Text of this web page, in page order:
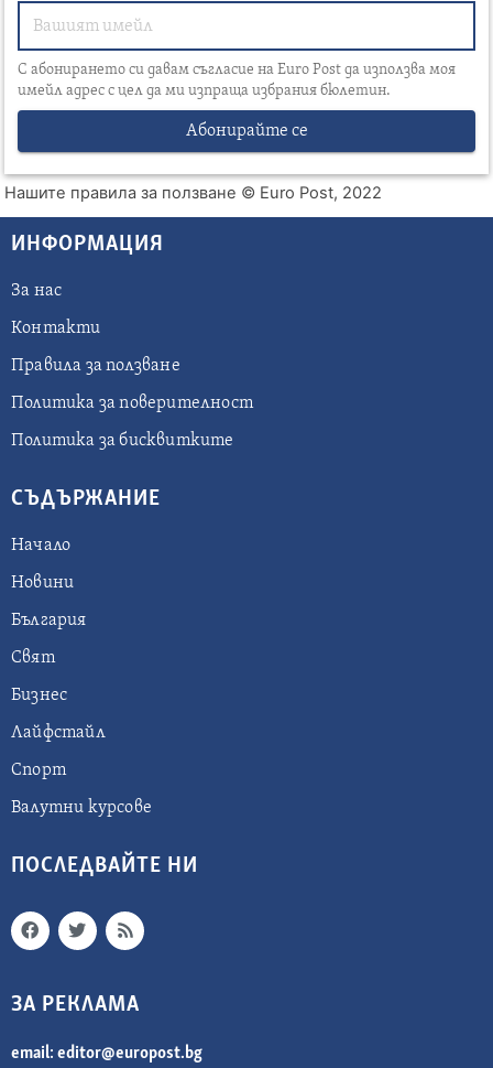
С абонирането си давам съгласие на Euro Post да използва моя
имейл адрес с цел да ми изпраща избрания бюлетин.
Абонирайте се
Нашите правила за ползване © Euro Post, 2022
ИНФОРМАЦИЯ
За нас
Контакти
Правила за ползване
Политика за поверителност
Политика за бисквитките
СЪДЪРЖАНИЕ
Начало
Новини
България
Свят
Бизнес
Лайфстайл
Спорт
Валутни курсове
ПОСЛЕДВАЙТЕ НИ
ЗА РЕКЛАМА
email: editor@europost.bg